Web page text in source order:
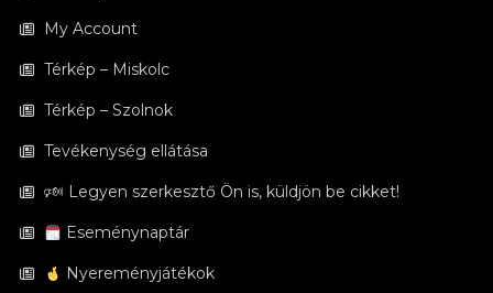
My Account
Térkép – Miskolc
Térkép – Szolnok
Tevékenység ellátása
🕬 Legyen szerkesztő Ön is, küldjön be cikket!
Eseménynaptár
Nyereményjátékok